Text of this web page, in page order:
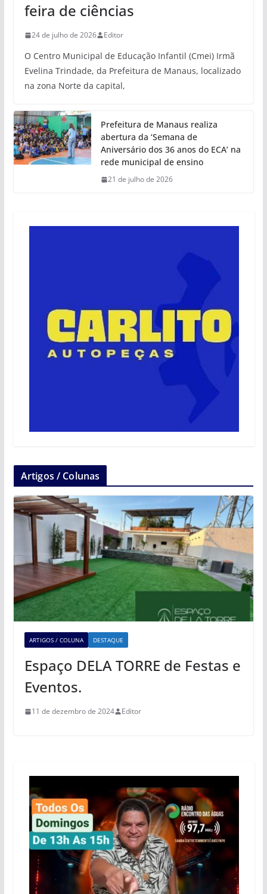
feira de ciências
24 de julho de 2026 Editor
O Centro Municipal de Educação Infantil (Cmei) Irmã
Evelina Trindade, da Prefeitura de Manaus, localizado
na zona Norte da capital,
Prefeitura de Manaus realiza
abertura da ‘Semana de
Aniversário dos 36 anos do ECA’ na
rede municipal de ensino
21 de julho de 2026
Artigos / Colunas
ARTIGOS / COLUNA DESTAQUE
Espaço DELA TORRE de Festas e
Eventos.
11 de dezembro de 2024 Editor